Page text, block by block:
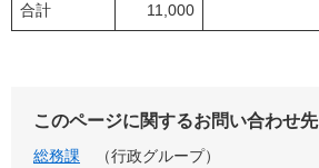
合計 11,000
このページに関するお問い合わせ先
総務課
行政グループ